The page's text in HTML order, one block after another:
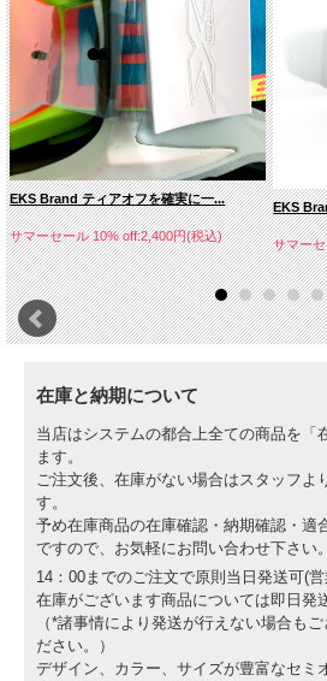
EKS Brand ティアオフを確実に一...
サマーセール 10% off:2,400円(税込)
EKS
サマー
在庫と納期について
当店はシステムの都合上全ての商品を「
ます。
ご注文後、在庫がない場合はスタッフよ
す。
予め在庫商品の在庫確認・納期確認・適
ですので、お気軽にお問い合わせ下さい。
14：00までのご注文で原則当日発送可(営
在庫がございます商品については即日発
（*諸事情により発送が行えない場合も
ださい。）
デザイン、カラー、サイズが豊富なセミ